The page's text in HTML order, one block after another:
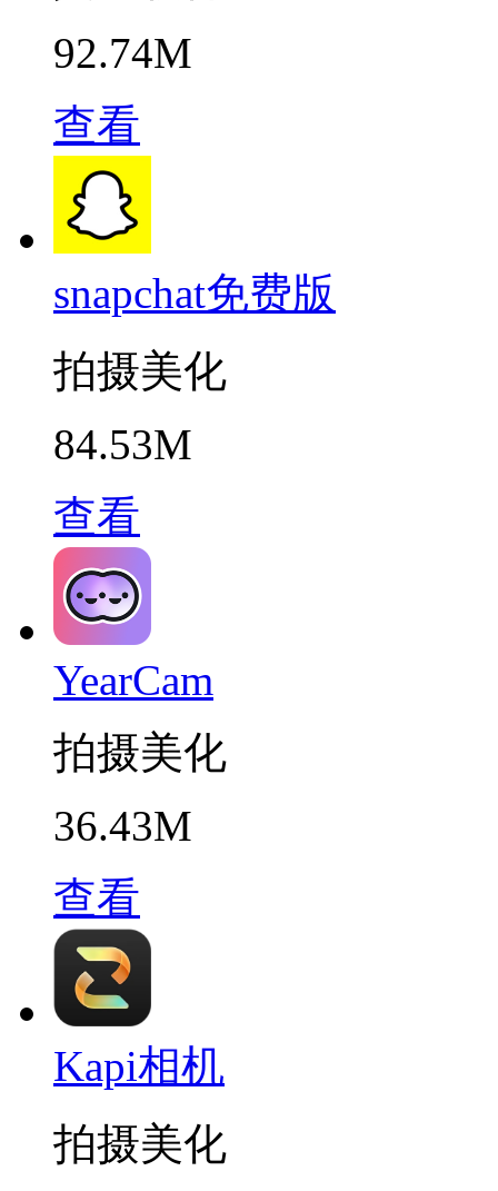
92.74M
查看
snapchat免费版
拍摄美化
84.53M
查看
YearCam
拍摄美化
36.43M
查看
Kapi相机
拍摄美化